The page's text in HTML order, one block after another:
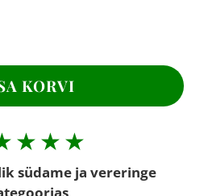
KORVI
südame ja vereringe